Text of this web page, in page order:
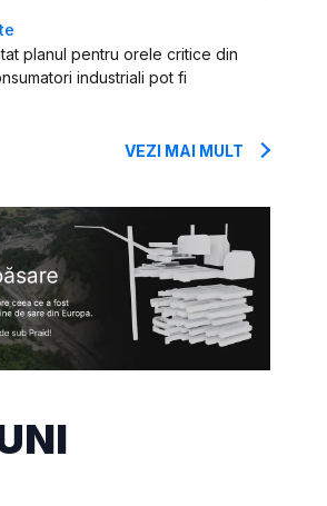
planul pentru orele critice din
industriali pot fi
VEZI MAI MULT